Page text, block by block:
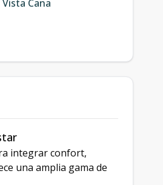
Vista Cana
integrar confort,
una amplia gama de